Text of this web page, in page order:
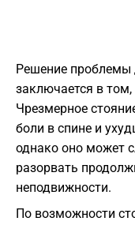
Решение проблемы
заключается в
Чрезмерное
боли в спине и
однако оно может
разорвать
неподвижности.
По возможности